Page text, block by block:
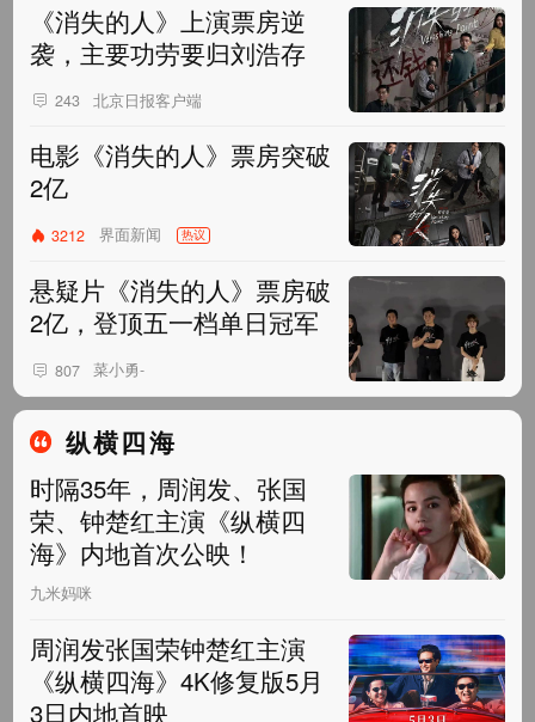
《消失的人》上演票房逆
袭，主要功劳要归刘浩存
243 北京日报客户端
电影《消失的人》票房突破
2亿
3212 界面新闻 热议
悬疑片《消失的人》票房破
2亿，登顶五一档单日冠军
807 菜小勇-
纵横四海
时隔35年，周润发、张国
荣、钟楚红主演《纵横四
海》内地首次公映！
九米妈咪
周润发张国荣钟楚红主演
《纵横四海》4K修复版5月
3日内地首映